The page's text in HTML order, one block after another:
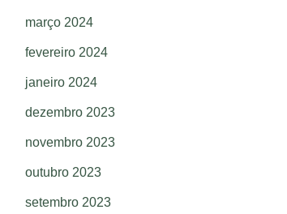
março 2024
fevereiro 2024
janeiro 2024
dezembro 2023
novembro 2023
outubro 2023
setembro 2023